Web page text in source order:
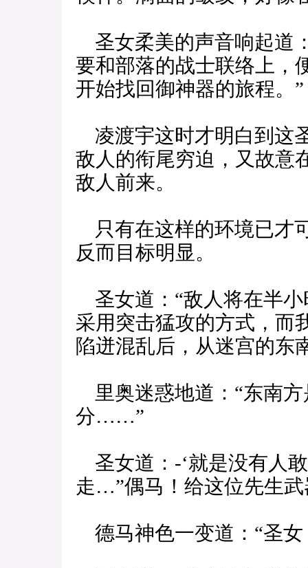
圣女柔美的声音响起道
要和部落的战士联络上，
开始找回御神器的旅程。”
凌渡宇这时才明白到这
敌人的衔尾穷迫，又故意
敌人前来。
只有在这样的环境已才
反而目标明显。
圣女道：“敌人将在半
采用突击猛攻的方式，而
陷迸混乱后，从迷宫的东
里奥迷惑地道：“东南方
分……”
圣女道：-‘就是没有人
走…”偶马！给这位先生
德马神色一变道：“圣女